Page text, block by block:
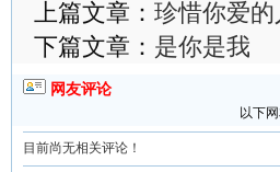
上篇文章： 珍惜你爱
下篇文章： 是你是我
网友评论
以下
目前尚无相关评论！